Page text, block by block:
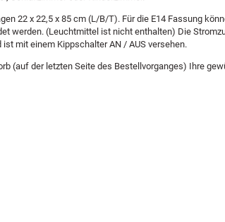
22 x 22,5 x 85 cm (L/B/T). Für die E14 Fassung
werden. (Leuchtmittel ist nicht enthalten) Die
mit einem Kippschalter AN / AUS versehen.
(auf der letzten Seite des Bestellvorganges) Ihre